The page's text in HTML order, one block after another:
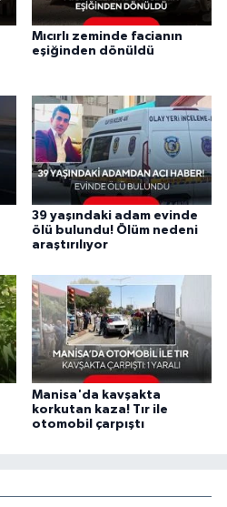
Mıcırlı zeminde facianın
eşiğinden dönüldü
39 yaşındaki adam evinde
ölü bulundu! Ölüm nedeni
araştırılıyor
Manisa'da kavşakta
korkutan kaza! Tır ile
otomobil çarpıştı